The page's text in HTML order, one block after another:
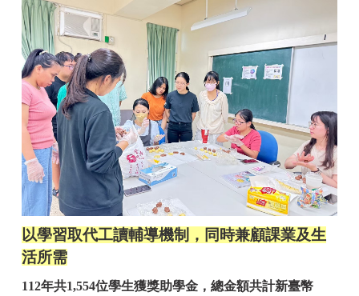
以學習取代工讀輔導機制，同時兼顧課業及生
活所需
112年共1,554位學生獲獎助學金，總金額共計新臺幣